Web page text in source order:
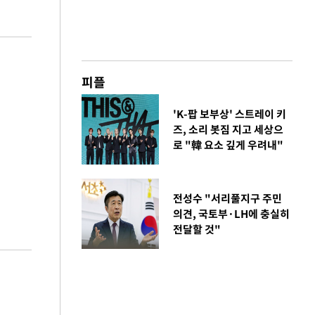
피플
'K-팝 보부상' 스트레이 키
즈, 소리 봇짐 지고 세상으
로 "韓 요소 깊게 우려내"
전성수 "서리풀지구 주민
의견, 국토부·LH에 충실히
전달할 것"